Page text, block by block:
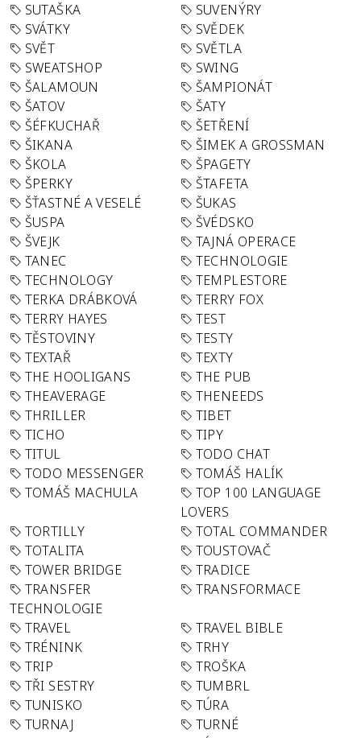
SUTAŠKA
SUVENÝRY
SVÁTKY
SVĚDEK
SVĚT
SVĚTLA
SWEATSHOP
SWING
ŠALAMOUN
ŠAMPIONÁT
ŠATOV
ŠATY
ŠÉFKUCHAŘ
ŠETŘENÍ
ŠIKANA
ŠIMEK A GROSSMAN
ŠKOLA
ŠPAGETY
ŠPERKY
ŠTAFETA
ŠŤASTNÉ A VESELÉ
ŠUKAS
ŠUSPA
ŠVÉDSKO
ŠVEJK
TAJNÁ OPERACE
TANEC
TECHNOLOGIE
TECHNOLOGY
TEMPLESTORE
TERKA DRÁBKOVÁ
TERRY FOX
TERRY HAYES
TEST
TĚSTOVINY
TESTY
TEXTAŘ
TEXTY
THE HOOLIGANS
THE PUB
THEAVERAGE
THENEEDS
THRILLER
TIBET
TICHO
TIPY
TITUL
TODO CHAT
TODO MESSENGER
TOMÁŠ HALÍK
TOMÁŠ MACHULA
TOP 100 LANGUAGE
LOVERS
TORTILLY
TOTAL COMMANDER
TOTALITA
TOUSTOVAČ
TOWER BRIDGE
TRADICE
TRANSFER
TECHNOLOGIE
TRANSFORMACE
TRAVEL
TRAVEL BIBLE
TRÉNINK
TRHY
TRIP
TROŠKA
TŘI SESTRY
TUMBRL
TUNISKO
TÚRA
TURNAJ
TURNÉ